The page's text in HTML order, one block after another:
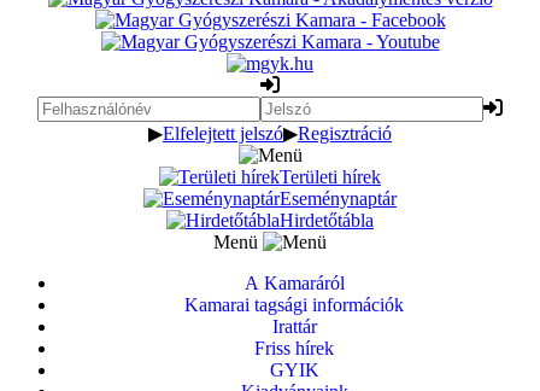
▶Elfelejtett jelszó▶Regisztráció
Területi hírek
Eseménynaptár
Hirdetőtábla
Menü
A Kamaráról
Kamarai tagsági információk
Irattár
Friss hírek
GYIK